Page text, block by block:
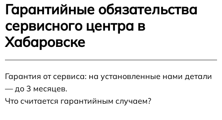
Гарантийные обязательства
сервисного центра в
Хабаровске
Гарантия от сервиса: на установленные нами детали
— до 3 месяцев.
Что считается гарантийным случаем?